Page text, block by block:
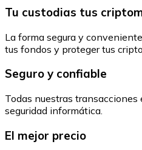
Tu custodias tus
La forma segura y
tus fondos y proteger tus
Seguro y confiable
Todas nuestras
seguridad informática.
El mejor precio